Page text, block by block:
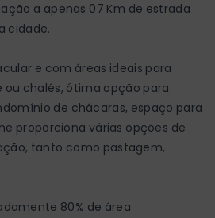
a apenas 07 Km de estrada
cidade.
e com áreas ideais para
chalés, ótima opção para
de chácaras, espaço para
proporciona várias opções de
tanto como pastagem,
80% de área